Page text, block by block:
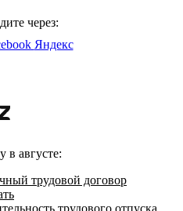
через:
Яндекс
в августе:
трудовой договор